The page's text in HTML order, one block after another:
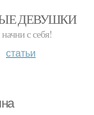
ДЕВУШКИ
с себя!
статьи